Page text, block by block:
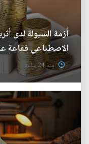
أزمة السيولة لدى
الاصطناعي فقاعة
منذ 24 ساعة